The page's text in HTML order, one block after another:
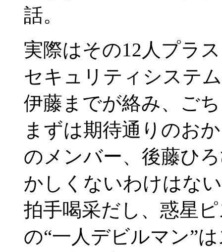
話。
実際はその12人プラ
セキュリティシステ
伊藤までが絡み、ご
まずは期待通りのお
のメンバー、後藤ひ
かしくないわけはな
拍手喝采だし、惑星
の“一人デビルマン”